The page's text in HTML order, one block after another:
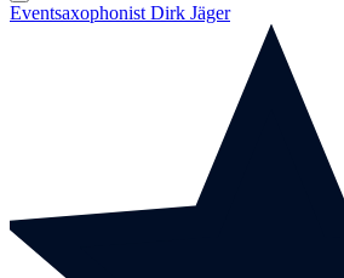
Eventsaxophonist Dirk Jäger